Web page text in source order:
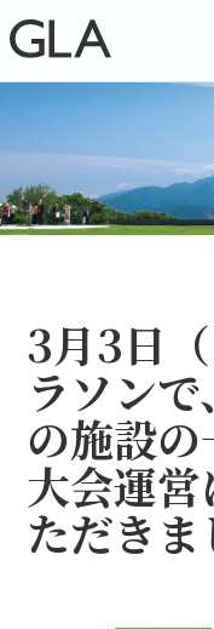
3月3日
ラソン
の施設の
大会運
ただきま